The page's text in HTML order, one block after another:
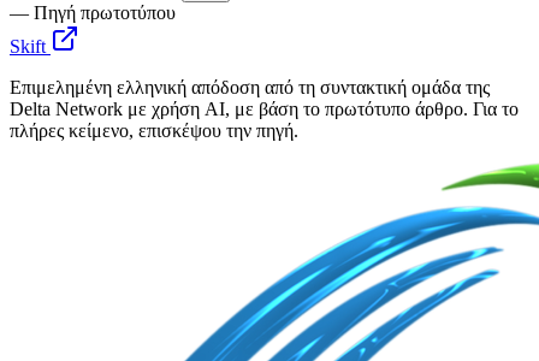
— Πηγή πρωτοτύπου
Skift
Επιμελημένη ελληνική απόδοση από τη συντακτική ομάδα της
Delta Network με χρήση AI, με βάση το πρωτότυπο άρθρο. Για το
πλήρες κείμενο, επισκέψου την πηγή.